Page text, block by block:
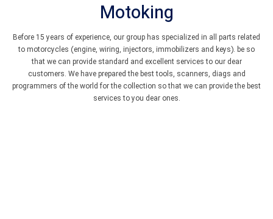
فصل اول: ریمپ موتورسیکلت
1.1 ریمپ چیست؟
موتور سیکلت اشاره دارد. موتورسیکلت‌های SYM معمولاً با تنظیمات
استانداردی به بازار عرضه می‌شوند که ممکن است به دلایل قانونی و
زیست‌محیطی به صورت محدودکننده باشند. این تنظیمات می‌تواند شامل
Motoking
Before 15 years of experience, our group has specialized in all parts related
to motorcycles (engine, wiring, injectors, immobilizers and keys). be so
that we can provide standard and excellent services to our dear
customers. We have prepared the best tools, scanners, diags and
programmers of the world for the collection so that we can provide the best
services to you dear ones.